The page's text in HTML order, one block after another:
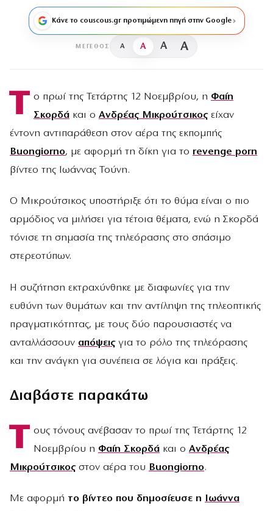
Κάνε το couscous.gr προτιμώμενη πηγή στην Google
ΜΈΓΕΘΟΣ A A A A
Τ ο πρωί της Τετάρτης 12 Νοεμβρίου, η Φαίη
Σκορδάκαι ο Ανδρέας Μικρούτσικοςείχαν
έντονη αντιπαράθεση στον αέρα της εκπομπής
Buongiorno, με αφορμή τη δίκη για το revenge porn
βίντεο της Ιωάννας Τούνη.
Ο Μικρούτσικος υποστήριξε ότι το θύμα είναι ο πιο
αρμόδιος να μιλήσει για τέτοια θέματα, ενώ η Σκορδά
τόνισε τη σημασία της τηλεόρασης στο σπάσιμο
στερεοτύπων.
Η συζήτηση εκτραχύνθηκε με διαφωνίες για την
ευθύνη των θυμάτων και την αντίληψη της τηλεοπτικής
πραγματικότητας, με τους δύο παρουσιαστές να
ανταλλάσσουν απόψειςγια το ρόλο της τηλεόρασης
και την ανάγκη για συνέπεια σε λόγια και πράξεις.
Διαβάστε παρακάτω
Τ ους τόνους ανέβασαν το πρωί της Τετάρτης 12
Νοεμβρίου η Φαίη Σκορδάκαι ο Ανδρέας
Μικρούτσικοςστον αέρα του Buongiorno.
Mε αφορμή το βίντεο που δημοσίευσε η Ιωάννα